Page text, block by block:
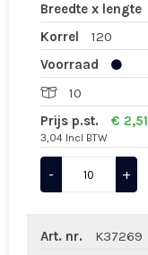
Breedte x lengte
Korrel
120
Voorraad
10
Prijs p.st.
€ 2,51
3,04 Incl BTW
- +
Art. nr.
K37269